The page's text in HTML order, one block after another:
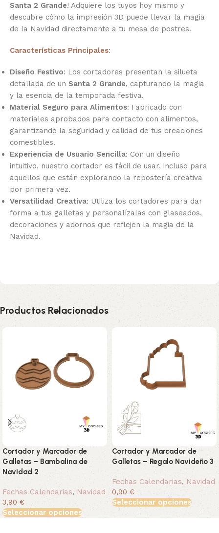
Santa 2 Grande! Adquiere los tuyos hoy mismo y
descubre cómo la impresión 3D puede llevar la magia
de la Navidad directamente a tu mesa de postres.
Características Principales:
Diseño Festivo: Los cortadores presentan la silueta
detallada de un Santa 2 Grande, capturando la magia
y la esencia de la temporada festiva.
Material Seguro para Alimentos: Fabricado con
materiales aprobados para contacto con alimentos,
garantizando la seguridad y calidad de tus creaciones
comestibles.
Experiencia de Usuario Sencilla: Con un diseño
intuitivo, nuestro cortador es fácil de usar, incluso para
aquellos que están explorando la repostería creativa
por primera vez.
Versatilidad Creativa: Utiliza los cortadores para dar
forma a tus galletas y personalízalas con glaseados,
decoraciones y adornos que reflejen la magia de la
Navidad.
Productos Relacionados
Cortador y Marcador de
Galletas – Bambalina de
Navidad 2
Fechas Calendarias, Navidad
3,90 €
Seleccionar opciones
Cortador y Marcador de
Galletas – Regalo Navideño 3
Fechas Calendarias, Navidad
0,90 €
Seleccionar opciones